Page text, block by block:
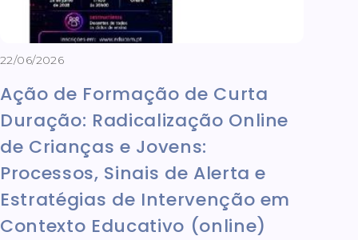
22/06/2026
Ação de Formação de Curta
Duração: Radicalização Online
de Crianças e Jovens:
Processos, Sinais de Alerta e
Estratégias de Intervenção em
Contexto Educativo (online)